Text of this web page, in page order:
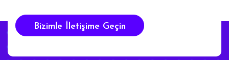
Bizimle İletişime Geçin